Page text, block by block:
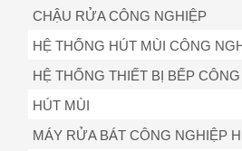
CHẬU RỬA CÔNG NGHIỆP
HỆ THỐNG HÚT MÙI CÔNG
HỆ THỐNG THIẾT BỊ BẾP
HÚT MÙI
MÁY RỬA BÁT CÔNG NGHIỆP